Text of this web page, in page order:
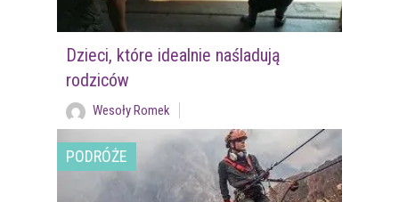
Dzieci, które idealnie naśladują
rodziców
Wesoły Romek
PODRÓŻE